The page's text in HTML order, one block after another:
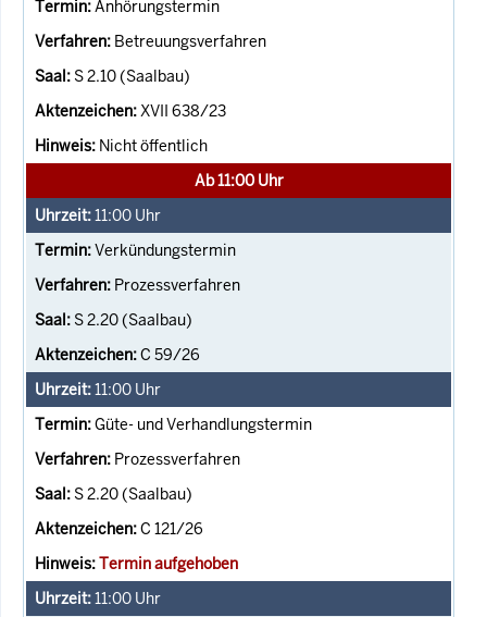
Anhörungstermin
Betreuungsverfahren
S 2.10 (Saalbau)
XVII 638/23
Nicht öffentlich
Ab 11:00 Uhr
11:00 Uhr
Verkündungstermin
Prozessverfahren
S 2.20 (Saalbau)
C 59/26
11:00 Uhr
Güte- und Verhandlungstermin
Prozessverfahren
S 2.20 (Saalbau)
C 121/26
Termin aufgehoben
11:00 Uhr